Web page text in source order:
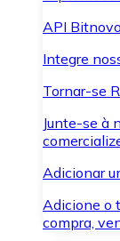
API Bitnovo
Integre
Tornar-se
Junte-se à
Adicionar
Adicione o
compra,